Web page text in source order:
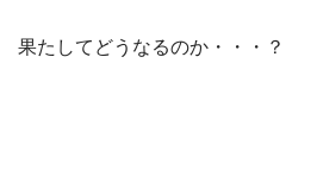
果たしてどうなるのか・・・？